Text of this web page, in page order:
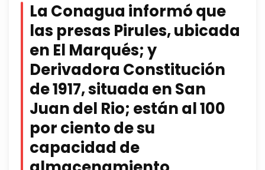
La Conagua informó que
las presas Pirules, ubicada
en El Marqués; y
Derivadora Constitución
de 1917, situada en San
Juan del Rio; están al 100
por ciento de su
capacidad de